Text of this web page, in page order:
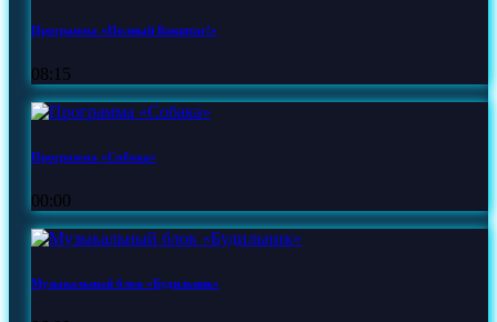
Программа «Полный Бакштаг!»
08:15
Программа «Собака»
00:00
Музыкальный блок «Будильник»